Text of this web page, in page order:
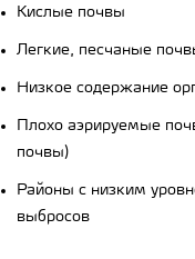
Кислые почвы
Легкие, песчаные
Низкое содержание
Плохо аэрируемые
почвы)
Районы с низким
выбросов